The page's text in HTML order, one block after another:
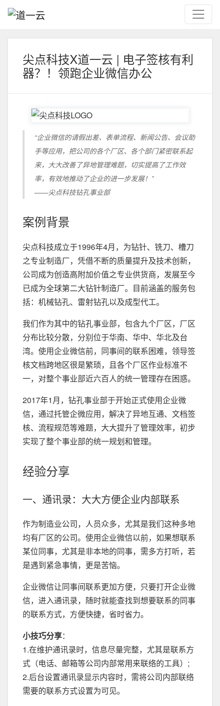
尖点科技X道一云 | 电子签核有利
器？！领跑企业微信办公
“企业微信的请假出差、表单流程、新闻公告、会议助
手等应用，把公司的各个厂区、各个部门紧密联系起
来，大大改善了异地管理难题，切实提高了工作效
率，有效地推动了企业的进一步发展！”
——尖点科技钻孔事业部
案例背景
尖点科技成立于1996年4月，为钻针、铣刀、槽刀
之专业制造厂，凭借不断的质量提升及技术创新，
公司成为创造高附加价值之专业供货商，发展至今
已成为全球第二大钻针制造厂。目前涵盖的服务包
括：机械钻孔、雷射钻孔以及成型代工。
我们作为其中的钻孔事业部，包含九个厂区，厂区
分布比较分散，分别位于华南、华中、华北及台
湾。使用企业微信前，同事间的联系困难，领导签
核文档跨地区很是繁琐，且各个厂区作业标准不
一，对整个事业部近六百人的统一管理存在困惑。
2017年1月，钻孔事业部于开始正式使用企业微
信，通过托管企微应用，解决了异地互通、文档签
核、流程规范等难题，大大提升了管理效率，初步
实现了整个事业部的统一规划和管理。
经验分享
一、通讯录：大大方便企业内部联系
作为制造业公司，人员众多，尤其是我们这种多地
均有厂区的公司。使用企业微信以前，如果想联系
某位同事，尤其是非本地的同事，需多方打听，若
是遇到紧急事情，更是苦恼。
企业微信让同事间联系更加方便，只要打开企业微
信，进入通讯录，随时就能查找到想要联系的同事
的联系方式，方便快捷，省时省力。
小技巧分享：
1.在维护通讯录时，信息尽量完整，尤其是联系方
式（电话、邮箱等公司内部常用来联络的工具）;
2.后台设置通讯录显示内容时，需将公司内部联络
需要的联系方式设置为可见。